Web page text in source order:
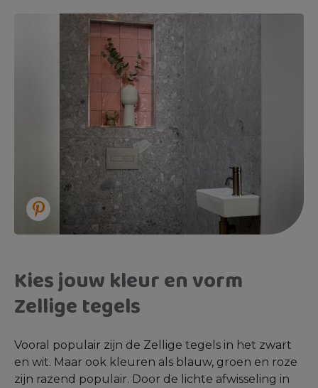
Kies jouw kleur en vorm
Zellige tegels
Vooral populair zijn de Zellige tegels in het zwart
en wit. Maar ook kleuren als blauw, groen en roze
zijn razend populair. Door de lichte afwisseling in